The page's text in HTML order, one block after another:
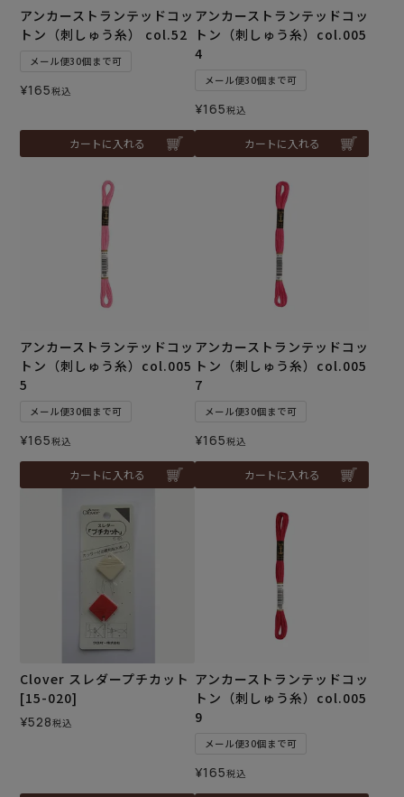
アンカーストランテッドコッ
トン（刺しゅう糸） col.52
メール便30個まで可
¥165税込
カートに入れる
アンカーストランテッドコッ
トン（刺しゅう糸）col.005
4
メール便30個まで可
¥165税込
カートに入れる
アンカーストランテッドコッ
トン（刺しゅう糸）col.005
5
メール便30個まで可
¥165税込
カートに入れる
アンカーストランテッドコッ
トン（刺しゅう糸）col.005
7
メール便30個まで可
¥165税込
カートに入れる
Clover スレダープチカット
[15-020]
¥528税込
アンカーストランテッドコッ
トン（刺しゅう糸）col.005
9
メール便30個まで可
¥165税込